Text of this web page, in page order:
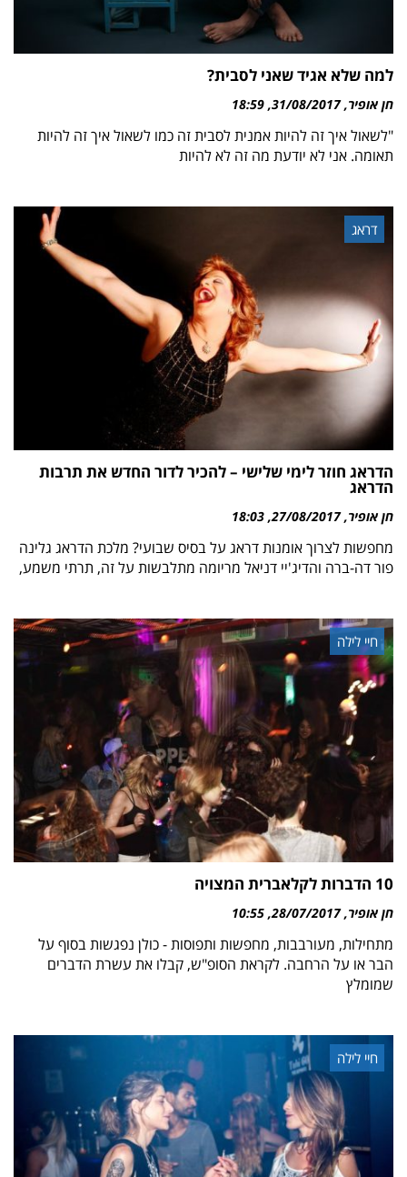
למה שלא אגיד שאני לסבית?
חן אופיר 31/08/2017
18:59
"לשאול איך זה להיות אמנית לסבית זה כמו לשאול איך זה להיות
תאומה. אני לא יודעת מה זה לא להיות
דראג
הדראג חוזר לימי שלישי – להכיר לדור החדש את תרבות
הדראג
חן אופיר 27/08/2017
18:03
מחפשות לצרוך אומנות דראג על בסיס שבועי? מלכת הדראג גלינה
פור דה-ברה והדיג'יי דניאל מריומה מתלבשות על זה, תרתי משמע,
חיי לילה
10 הדברות לקלאברית המצויה
חן אופיר 28/07/2017
10:55
מתחילות, מעורבבות, מחפשות ותפוסות - כולן נפגשות בסוף על
הבר או על הרחבה. לקראת הסופ"ש, קבלו את עשרת הדברים
שמומלץ
חיי לילה